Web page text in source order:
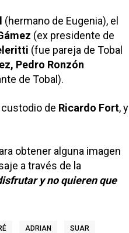
(hermano de Eugenia), el
(ex presidente de
(fue pareja de Tobal
Pedro Ronzón
de Tobal).
custodio de Ricardo Fort, y
obtener alguna imagen
a través de la
y no quieren que
ADRIAN SUAR